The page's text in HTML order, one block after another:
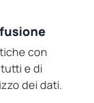
con
e di
dei dati.